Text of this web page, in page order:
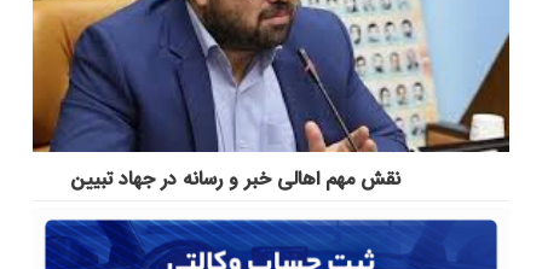
نقش مهم اهالی خبر و رسانه در جهاد تبیین